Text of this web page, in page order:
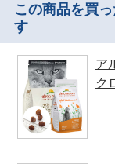
この商品を買
す
ア
ク